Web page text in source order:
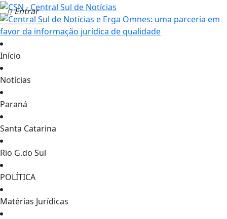
Entrar
Início
Notícias
Paraná
Santa Catarina
Rio G.do Sul
POLÍTICA
Matérias Jurídicas